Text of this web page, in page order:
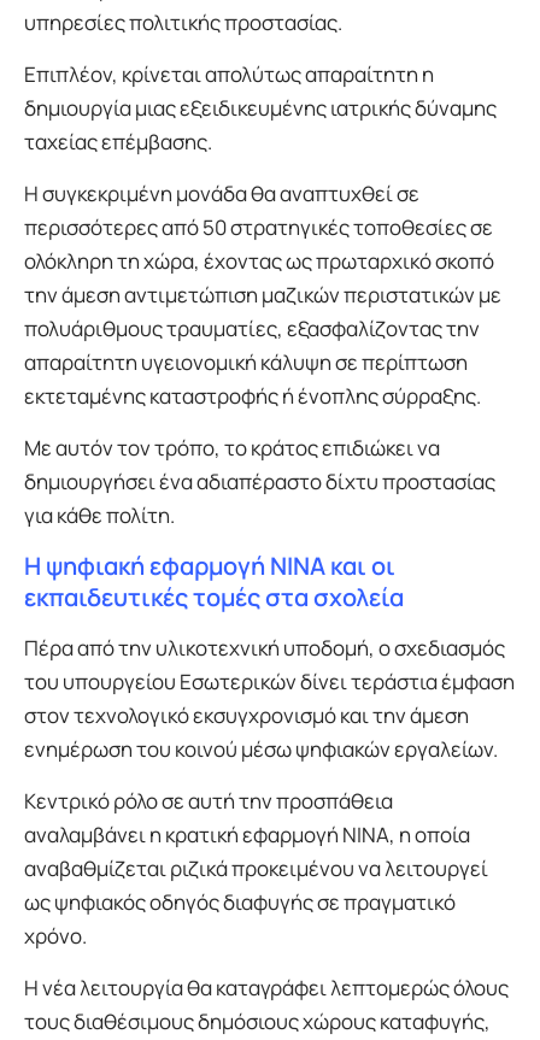
υπηρεσίες πολιτικής προστασίας.
Επιπλέον, κρίνεται απολύτως απαραίτητη η
δημιουργία μιας εξειδικευμένης ιατρικής δύναμης
ταχείας επέμβασης.
Η συγκεκριμένη μονάδα θα αναπτυχθεί σε
περισσότερες από 50 στρατηγικές τοποθεσίες σε
ολόκληρη τη χώρα, έχοντας ως πρωταρχικό σκοπό
την άμεση αντιμετώπιση μαζικών περιστατικών με
πολυάριθμους τραυματίες, εξασφαλίζοντας την
απαραίτητη υγειονομική κάλυψη σε περίπτωση
εκτεταμένης καταστροφής ή ένοπλης σύρραξης.
Με αυτόν τον τρόπο, το κράτος επιδιώκει να
δημιουργήσει ένα αδιαπέραστο δίχτυ προστασίας
για κάθε πολίτη.
Η ψηφιακή εφαρμογή NINA και οι
εκπαιδευτικές τομές στα σχολεία
Πέρα από την υλικοτεχνική υποδομή, ο σχεδιασμός
του υπουργείου Εσωτερικών δίνει τεράστια έμφαση
στον τεχνολογικό εκσυγχρονισμό και την άμεση
ενημέρωση του κοινού μέσω ψηφιακών εργαλείων.
Κεντρικό ρόλο σε αυτή την προσπάθεια
αναλαμβάνει η κρατική εφαρμογή NINA, η οποία
αναβαθμίζεται ριζικά προκειμένου να λειτουργεί
ως ψηφιακός οδηγός διαφυγής σε πραγματικό
χρόνο.
Η νέα λειτουργία θα καταγράφει λεπτομερώς όλους
τους διαθέσιμους δημόσιους χώρους καταφυγής,